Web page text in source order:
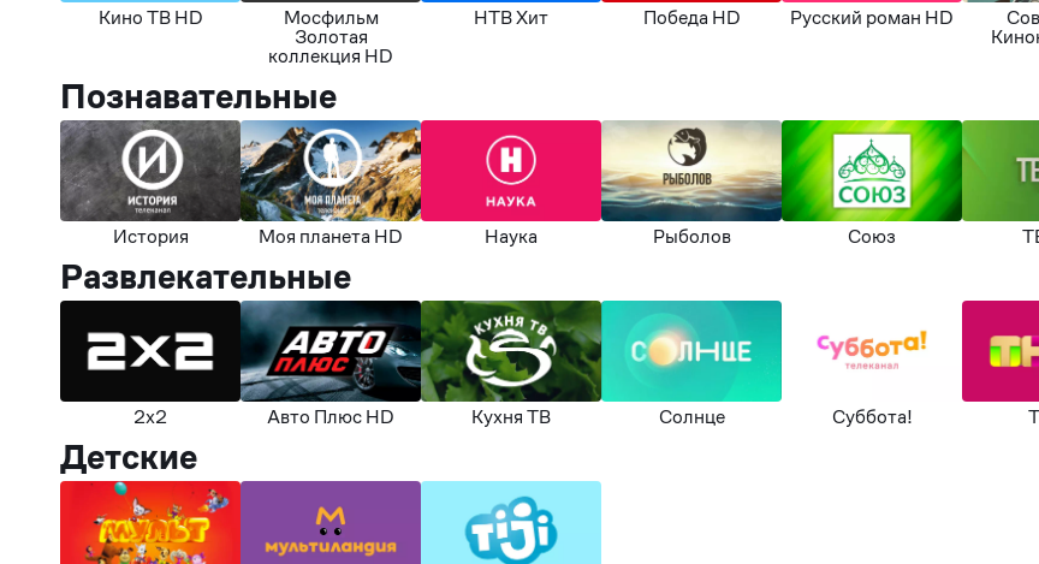
Кино ТВ HD Мосфильм
Золотая
коллекция HD
НТВ Хит Победа HD Русский роман HD
Познавательные
История Моя планета HD Наука Рыболов Союз
Развлекательные
2х2 Авто Плюс HD Кухня ТВ Солнце Суббота!
Детские